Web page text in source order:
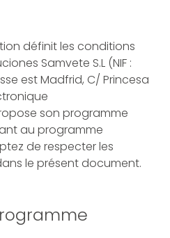
Accessoires Mara®
®
définit les conditions
Samvete S.L (NIF :
est Madfrid, C/ Princesa
son programme
au programme
de respecter les
le présent document.